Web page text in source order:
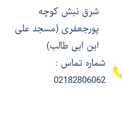
شرق نبش کوچه
پورجعفری (مسجد علی
ابن ابی طالب)
شماره تماس :
02182806062